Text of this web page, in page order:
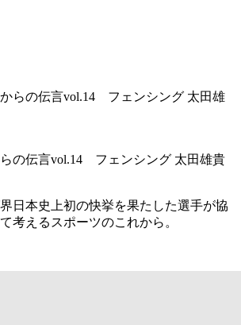
の伝言vol.14 フェンシング 太田雄貴
日本史上初の快挙を果たした選手が協
考えるスポーツのこれから。